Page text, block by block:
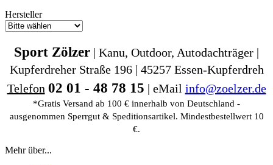
Hersteller
Sport Zölzer | Kanu, Outdoor, Autodachträger |
Kupferdreher Straße 196 | 45257 Essen-Kupferdreh
Telefon 02 01 - 48 78 15 | eMail info@zoelzer.de
*Gratis Versand ab 100 € innerhalb von Deutschland -
ausgenommen Sperrgut & Speditionsartikel. Mindestbestellwert 10
€.
Mehr über...